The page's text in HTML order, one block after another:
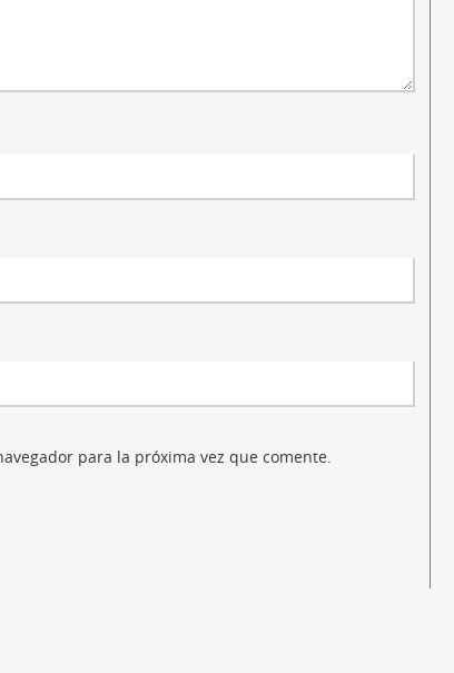
para la próxima vez que comente.